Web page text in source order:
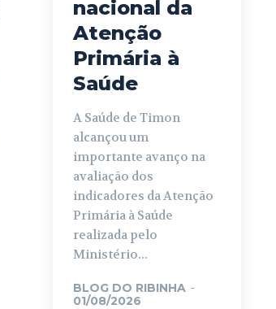
nacional da
Atenção
Primária à
Saúde
A Saúde de Timon
alcançou um
importante avanço na
avaliação dos
indicadores da Atenção
Primária à Saúde
realizada pelo
Ministério...
BLOG DO RIBINHA -
01/08/2026